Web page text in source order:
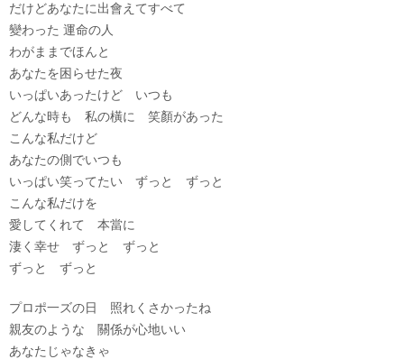
だけどあなたに出會えてすべて
變わった 運命の人
わがままでほんと
あなたを困らせた夜
いっぱいあったけど いつも
どんな時も 私の橫に 笑顏があった
こんな私だけど
あなたの側でいつも
いっぱい笑ってたい ずっと ずっと
こんな私だけを
愛してくれて 本當に
淒く幸せ ずっと ずっと
ずっと ずっと
プロポ一ズの日 照れくさかったね
親友のような 關係が心地いい
あなたじゃなきゃ